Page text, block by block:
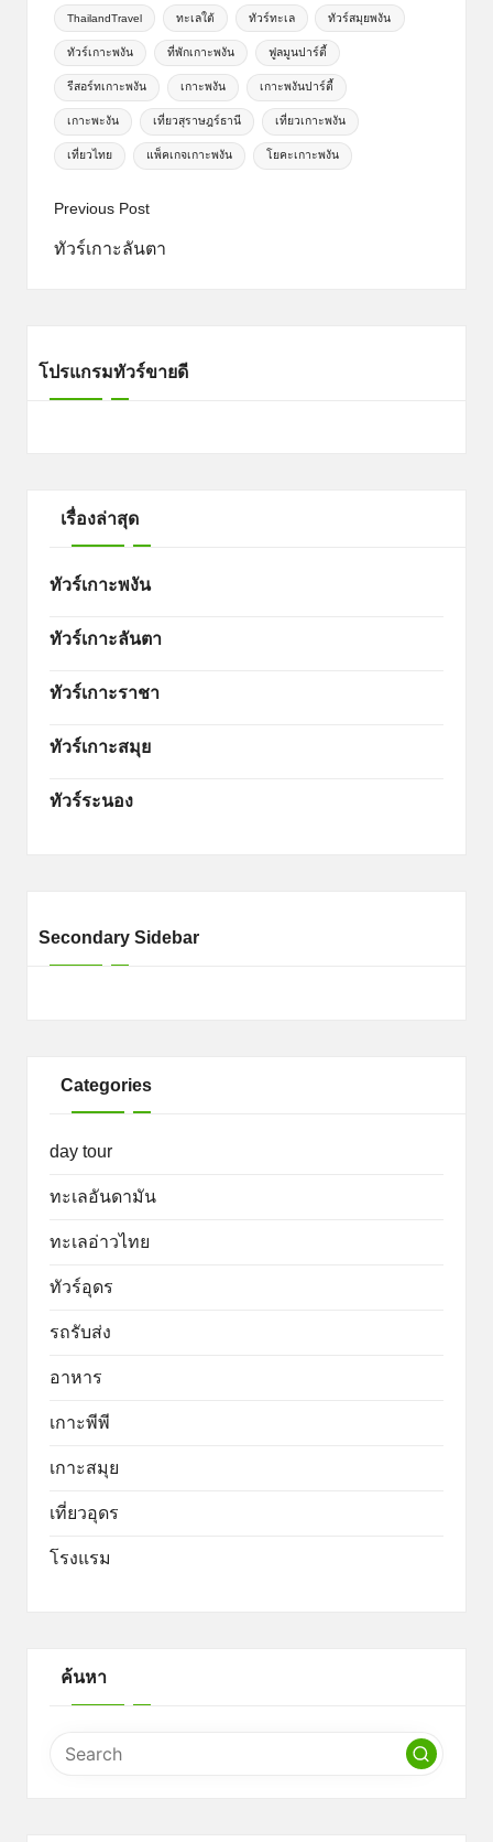
Tags:
ThailandTravel ทะเลใต้ ทัวร์ทะเล ทัวร์สมุยพงัน
ทัวร์เกาะพงัน ที่พักเกาะพงัน ฟูลมูนปาร์ตี้
รีสอร์ทเกาะพงัน เกาะพงัน เกาะพงันปาร์ตี้
เกาะพะงัน เที่ยวสุราษฎร์ธานี เที่ยวเกาะพงัน
เที่ยวไทย แพ็คเกจเกาะพงัน โยคะเกาะพงัน
Post
navigation
Previous Post
ทัวร์เกาะลันตา
โปรแกรมทัวร์ขายดี
เรื่องล่าสุด
ทัวร์เกาะพงัน
ทัวร์เกาะลันตา
ทัวร์เกาะราชา
ทัวร์เกาะสมุย
ทัวร์ระนอง
Secondary Sidebar
Categories
day tour
ทะเลอันดามัน
ทะเลอ่าวไทย
ทัวร์อุดร
รถรับส่ง
อาหาร
เกาะพีพี
เกาะสมุย
เที่ยวอุดร
โรงแรม
ค้นหา